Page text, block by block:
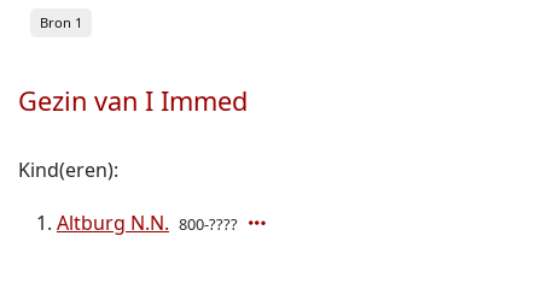
Bron 1
Gezin van I Immed
Kind(eren):
Altburg N.N. 800-????